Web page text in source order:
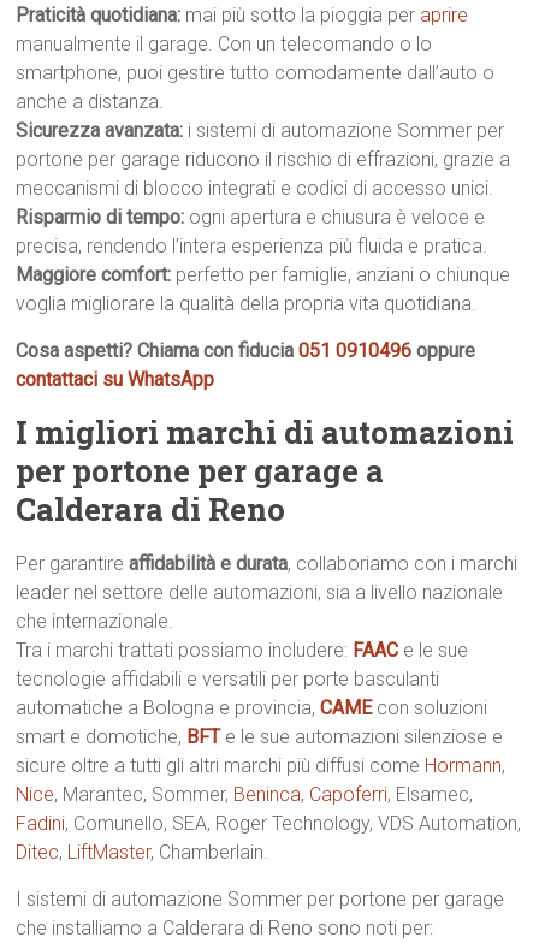
Praticità quotidiana: mai più sotto la pioggia per aprire
manualmente il garage. Con un telecomando o lo
smartphone, puoi gestire tutto comodamente dall’auto o
anche a distanza.
Sicurezza avanzata: i sistemi di automazione Sommer per
portone per garage riducono il rischio di effrazioni, grazie a
meccanismi di blocco integrati e codici di accesso unici.
Risparmio di tempo: ogni apertura e chiusura è veloce e
precisa, rendendo l’intera esperienza più fluida e pratica.
Maggiore comfort: perfetto per famiglie, anziani o chiunque
voglia migliorare la qualità della propria vita quotidiana.
Cosa aspetti? Chiama con fiducia051 0910496 oppure
contattaci su WhatsApp
I migliori marchi di automazioni
per portone per garage a
Calderara di Reno
Per garantireaffidabilità e durata, collaboriamo con i marchi
leader nel settore delle automazioni, sia a livello nazionale
che internazionale.
Tra i marchi trattati possiamo includere: FAAC e le sue
tecnologie affidabili e versatili per porte basculanti
automatiche a Bologna e provincia,CAME con soluzioni
smart e domotiche, BFT e le sue automazioni silenziose e
sicure oltre a tutti gli altri marchi più diffusi come Hormann,
Nice, Marantec, Sommer, Beninca, Capoferri, Elsamec,
Fadini, Comunello, SEA, Roger Technology, VDS Automation,
Ditec, LiftMaster, Chamberlain.
I sistemi di automazione Sommer per portone per garage
che installiamo a Calderara di Reno sono noti per: